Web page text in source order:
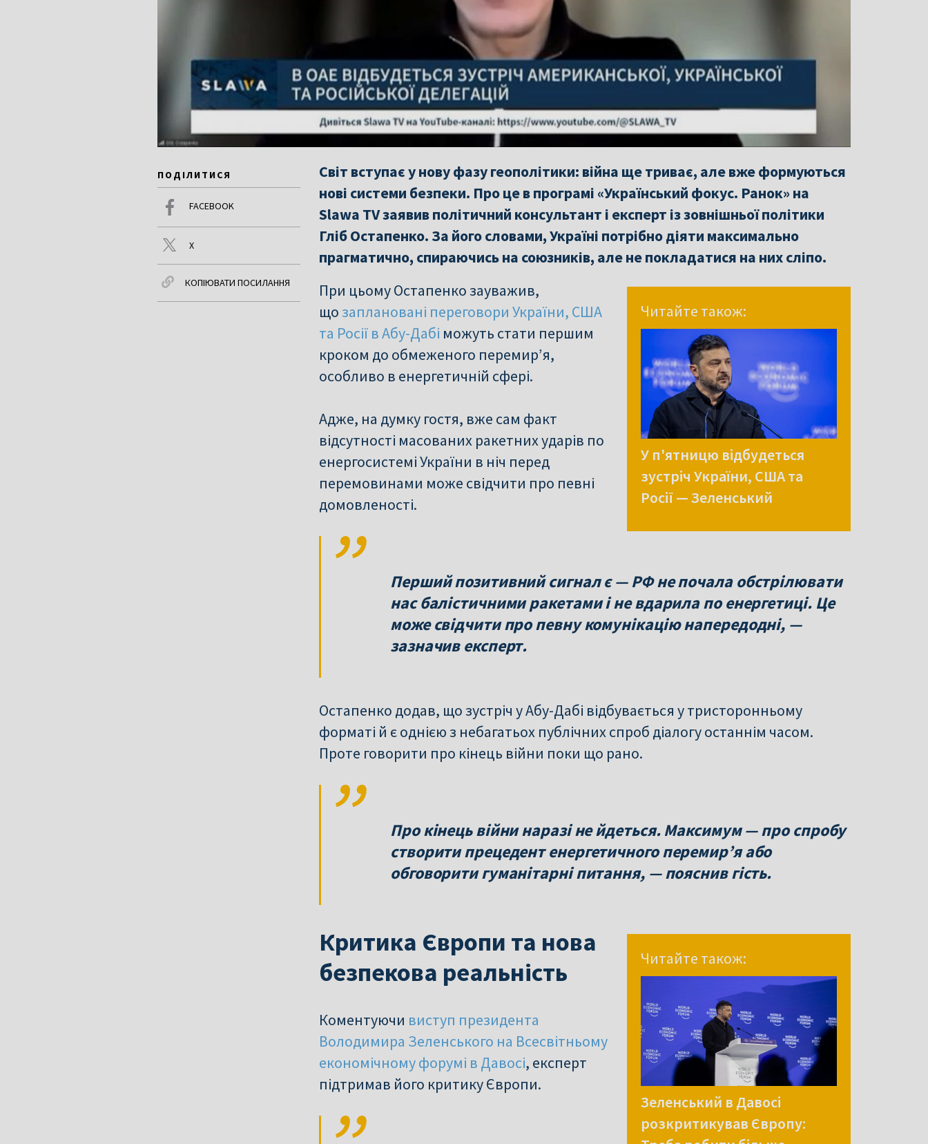
ПОДІЛИТИСЯ
FACEBOOK
X
КОПІЮВАТИ ПОСИЛАННЯ
Світ вступає у нову фазу геополітики: війна ще триває, але вже формуються
нові системи безпеки. Про це в програмі «Український фокус. Ранок» на
Slawa TV заявив політичний консультант і експерт із зовнішньої політики
Гліб Остапенко. За його словами, Україні потрібно діяти максимально
прагматично, спираючись на союзників, але не покладатися на них сліпо.
Читайте також:
У п'ятницю відбудеться
зустріч України, США та
Росії — Зеленський
При цьому Остапенко зауважив,
що заплановані переговори України, США
та Росії в Абу-Дабі можуть стати першим
кроком до обмеженого перемир’я,
особливо в енергетичній сфері.
Адже, на думку гостя, вже сам факт
відсутності масованих ракетних ударів по
енергосистемі України в ніч перед
перемовинами може свідчити про певні
домовленості.
Перший позитивний сигнал є — РФ не почала обстрілювати
нас балістичними ракетами і не вдарила по енергетиці. Це
може свідчити про певну комунікацію напередодні, —
зазначив експерт.
Остапенко додав, що зустріч у Абу-Дабі відбувається у тристоронньому
форматі й є однією з небагатьох публічних спроб діалогу останнім часом.
Проте говорити про кінець війни поки що рано.
Про кінець війни наразі не йдеться. Максимум — про спробу
створити прецедент енергетичного перемир’я або
обговорити гуманітарні питання, — пояснив гість.
Читайте також:
Зеленський в Давосі
розкритикував Європу:
Критика Європи та нова
безпекова реальність
Коментуючи виступ президента
Володимира Зеленського на Всесвітньому
економічному форумі в Давосі, експерт
підтримав його критику Європи.